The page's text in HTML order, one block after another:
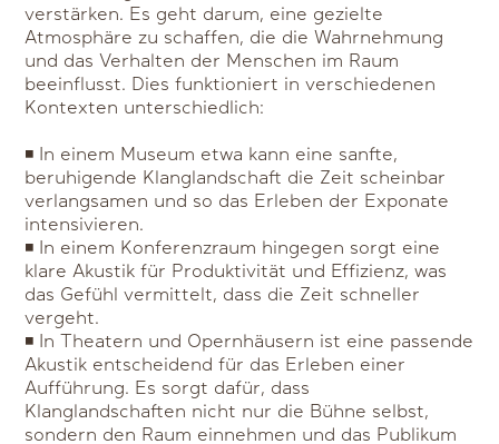
verstärken. Es geht darum, eine gezielte
Atmosphäre zu schaffen, die die Wahrnehmung
und das Verhalten der Menschen im Raum
beeinflusst. Dies funktioniert in verschiedenen
Kontexten unterschiedlich:
◾ In einem Museum etwa kann eine sanfte,
beruhigende Klanglandschaft die Zeit scheinbar
verlangsamen und so das Erleben der Exponate
intensivieren.
◾ In einem Konferenzraum hingegen sorgt eine
klare Akustik für Produktivität und Effizienz, was
das Gefühl vermittelt, dass die Zeit schneller
vergeht.
◾ In Theatern und Opernhäusern ist eine passende
Akustik entscheidend für das Erleben einer
Aufführung. Es sorgt dafür, dass
Klanglandschaften nicht nur die Bühne selbst,
sondern den Raum einnehmen und das Publikum